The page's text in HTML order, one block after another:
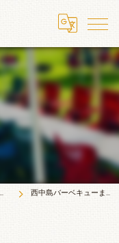
西中島バーベキューまるたけ